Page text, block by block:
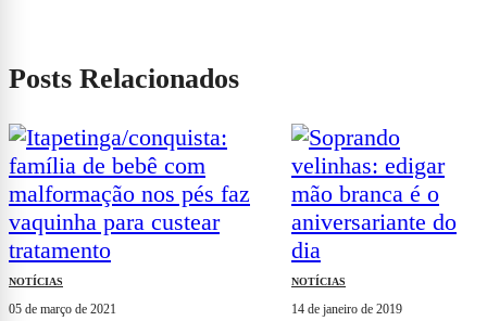
Posts Relacionados
NOTÍCIAS
05 de março de 2021
NOTÍCIAS
14 de janeiro de 2019